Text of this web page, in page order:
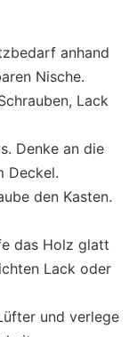
anhand
Nische.
Lack
Denke an die
Deckel.
den Kasten.
das Holz glatt
Lack oder
und verlege